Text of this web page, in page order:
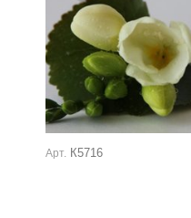
Арт. К5716